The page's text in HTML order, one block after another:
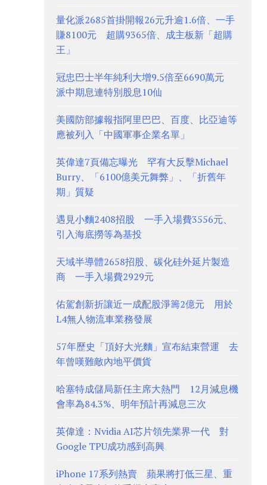
量化派2685首掛開報26元升逾1.6倍、一手
賺8100元 超購9365倍、成主板新「超購
王」
冠忠巴士半年純利大增9.5倍至6690萬元
派中期息連特別股息10仙
美國防部據報指阿里巴巴、百度、比亞迪等
應被列入「中國軍事企業名單」
英偉達7頁備忘曝光 罕有大反擊Michael
Burry、「6100億美元舞弊」、「折舊年
期」質疑
遇見小麵2408招股 一手入場費3556元、
引入海底撈等為基投
天域半導體2658招股、碳化硅外延片製造
商 一手入場費2929元
佑駕創新折讓近一成配股淨籌2億元 用於
L4無人物流車業務發展
57年歷史「頂好大光麵」宣布結束營運 去
年曾嘆難敵內地平價貨
哈塞特成儲局新任主席大熱門 12月減息機
會率為84.3%、明年預計再減息三次
英偉達：Nvidia AI芯片領先業界一代 對
Google TPU成功感到高興
iPhone 17系列熱賣 蘋果將打低三星、重